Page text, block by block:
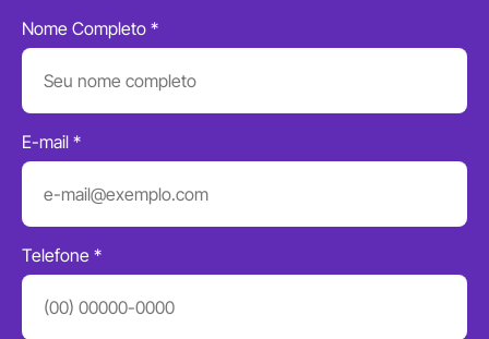
Nome Completo *
E-mail *
Telefone *